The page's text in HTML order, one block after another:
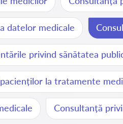
datelor medicale
privind sănătatea
la tratamente
Consultanță